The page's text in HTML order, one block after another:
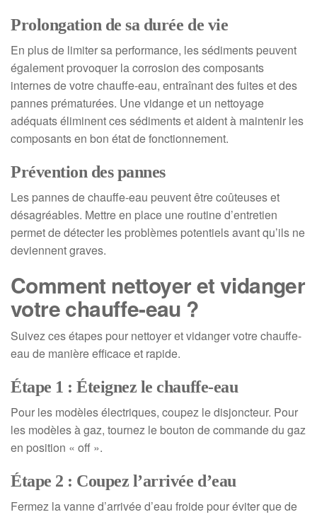
Prolongation desa durée de vie
En plus de limiter sa performance, les sédiments peuvent
également provoquer la corrosion des composants
internes de votre chauffe-eau, entraînant des fuites et des
pannes prématurées. Une vidange et un nettoyage
adéquats éliminent ces sédiments et aident à maintenir les
composants en bon état de fonctionnement.
Prévention des pannes
Les pannes de chauffe-eau peuvent être coûteuses et
désagréables. Mettre en place une routine d’entretien
permet de détecter les problèmes potentiels avant qu’ils ne
deviennent graves.
Comment nettoyer et vidanger
votre chauffe-eau ?
Suivez ces étapes pour nettoyer et vidanger votre chauffe-
eau de manière efficace et rapide.
Étape 1 : Éteignez le chauffe-eau
Pour les modèles électriques, coupez le disjoncteur. Pour
les modèles à gaz, tournez le bouton de commande du gaz
en position « off ».
Étape 2 : Coupez l’arrivée d’eau
Fermez la vanne d’arrivée d’eau froide pour éviter que de